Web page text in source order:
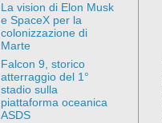
La vision di Elon Musk
e SpaceX per la
colonizzazione di
Marte
Falcon 9, storico
atterraggio del 1°
stadio sulla
piattaforma oceanica
ASDS